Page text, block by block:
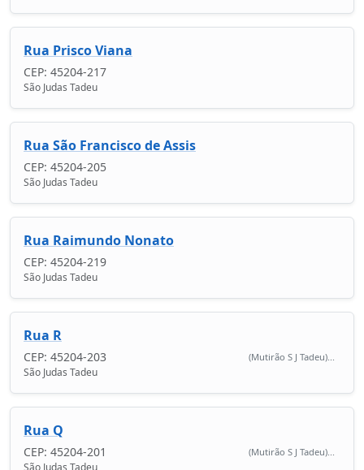
Rua Prisco Viana
CEP: 45204-217
São Judas Tadeu
Rua São Francisco de Assis
CEP: 45204-205
São Judas Tadeu
Rua Raimundo Nonato
CEP: 45204-219
São Judas Tadeu
Rua R
CEP: 45204-203 (Mutirão S J Tadeu)...
São Judas Tadeu
Rua Q
CEP: 45204-201 (Mutirão S J Tadeu)...
São Judas Tadeu